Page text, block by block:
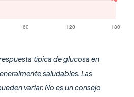
típica de glucosa en
saludables. Las
variar. No es un consejo